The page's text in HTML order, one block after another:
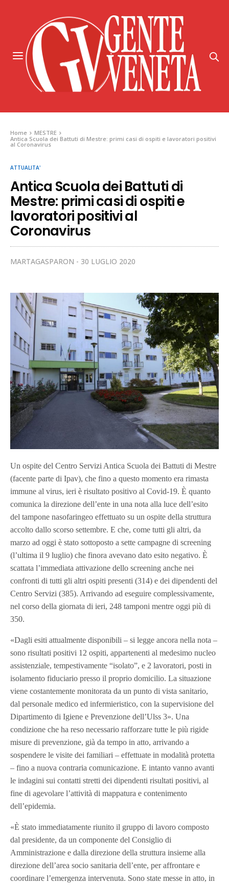
Home
MESTRE
Antica Scuola dei Battuti di Mestre: primi casi di ospiti e lavoratori positivi
al Coronavirus
ATTUALITA'
Antica Scuola dei Battuti di
Mestre: primi casi di ospiti e
lavoratori positivi al
Coronavirus
MARTAGASPARON 30 LUGLIO 2020
Un ospite del Centro Servizi Antica Scuola dei Battuti di Mestre
(facente parte di Ipav), che fino a questo momento era rimasta
immune al virus, ieri è risultato positivo al Covid-19. È quanto
comunica la direzione dell’ente in una nota alla luce dell’esito
del tampone nasofaringeo effettuato su un ospite della struttura
accolto dallo scorso settembre. E che, come tutti gli altri, da
marzo ad oggi è stato sottoposto a sette campagne di screening
(l’ultima il 9 luglio) che finora avevano dato esito negativo.È
scattata l’immediata attivazione dello screening anche nei
confronti di tutti gli altri ospiti presenti (314) e dei dipendenti del
Centro Servizi (385). Arrivando ad eseguire complessivamente,
nel corso della giornata di ieri, 248 tamponi mentre oggi più di
350.
«Dagli esiti attualmente disponibili – si legge ancora nella nota –
sono risultati positivi 12 ospiti, appartenenti al medesimo nucleo
assistenziale, tempestivamente “isolato”, e 2 lavoratori, posti in
isolamento fiduciario presso il proprio domicilio. La situazione
viene costantemente monitorata da un punto di vista sanitario,
dal personale medico ed infermieristico, con la supervisione del
Dipartimento di Igiene e Prevenzione dell’Ulss 3». Una
condizione che ha reso necessario rafforzare tutte le più rigide
misure di prevenzione, già da tempo in atto, arrivando a
sospendere le visite dei familiari – effettuate in modalità protetta
– fino a nuova contraria comunicazione. E intanto vanno avanti
le indagini sui contatti stretti dei dipendenti risultati positivi, al
fine di agevolare l’attività di mappatura e contenimento
dell’epidemia.
«È stato immediatamente riunito il gruppo di lavoro composto
dal presidente, da un componente del Consiglio di
Amministrazione e dalla direzione della struttura insieme alla
direzione dell’area socio sanitaria dell’ente, per affrontare e
coordinare l’emergenza intervenuta. Sono state messe in atto, in